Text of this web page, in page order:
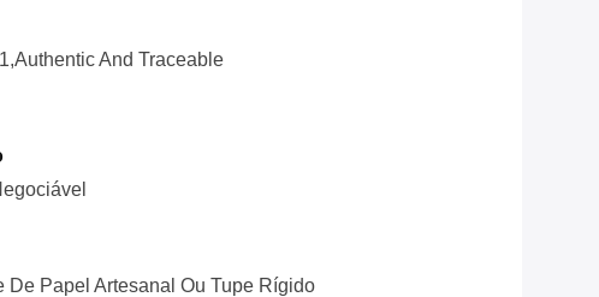
And Traceable
De Papel Artesanal Ou Tupe Rígido